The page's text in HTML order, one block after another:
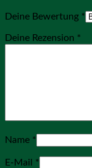
Deine Bewertung *
Deine Rezension *
Name *
E-Mail *